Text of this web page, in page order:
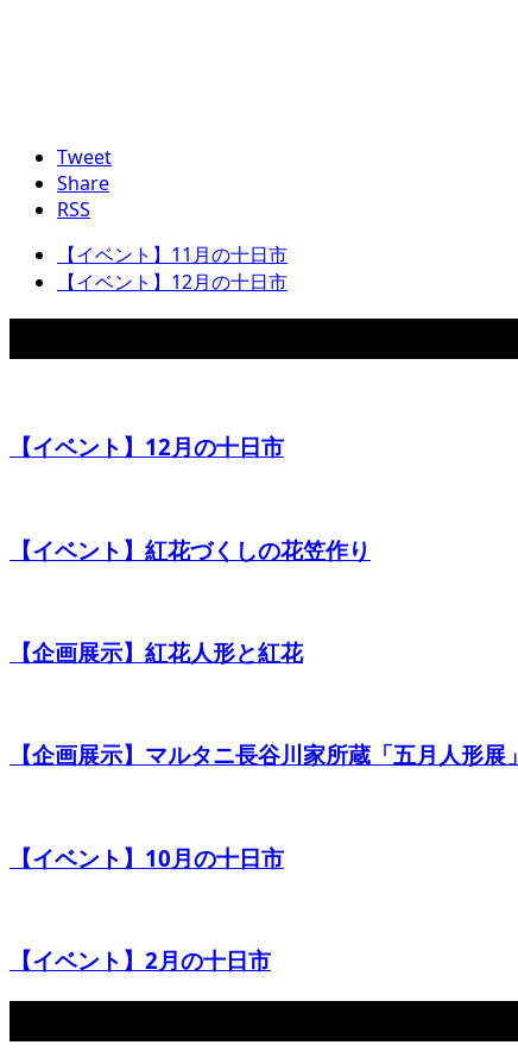
Tweet
Share
RSS
【イベント】11月の十日市
【イベント】12月の十日市
【イベント】12月の十日市
【イベント】紅花づくしの花笠作り
【企画展示】紅花人形と紅花
【企画展示】マルタニ長谷川家所蔵「五月人形展」
【イベント】10月の十日市
【イベント】2月の十日市